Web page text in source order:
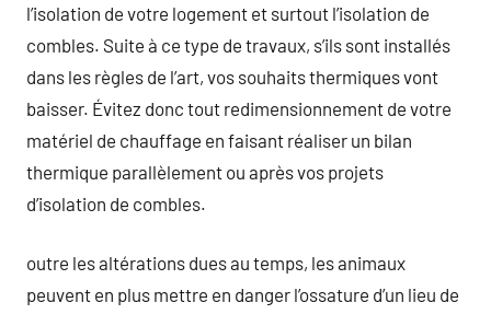
l’isolation de votre logement et surtout l’isolation de
combles. Suite à ce type de travaux, s’ils sont installés
dans les règles de l’art, vos souhaits thermiques vont
baisser. Évitez donc tout redimensionnement de votre
matériel de chauffage en faisant réaliser un bilan
thermique parallèlement ou après vos projets
d’isolation de combles.
outre les altérations dues au temps, les animaux
peuvent en plus mettre en danger l’ossature d’un lieu de